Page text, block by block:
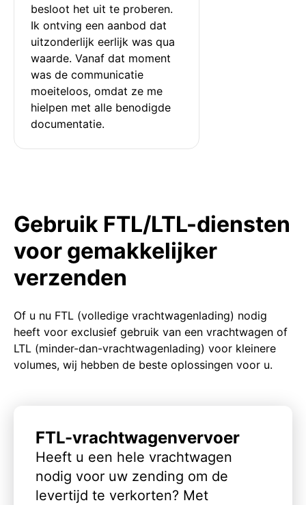
besloot het uit te proberen.
Ik ontving een aanbod dat
uitzonderlijk eerlijk was qua
waarde. Vanaf dat moment
was de communicatie
moeiteloos, omdat ze me
hielpen met alle benodigde
documentatie.
Gebruik FTL/LTL-diensten
voor gemakkelijker
verzenden
Of u nu FTL (volledige vrachtwagenlading) nodig
heeft voor exclusief gebruik van een vrachtwagen of
LTL (minder-dan-vrachtwagenlading) voor kleinere
volumes, wij hebben de beste oplossingen voor u.
FTL-vrachtwagenvervoer
Heeft u een hele vrachtwagen
nodig voor uw zending om de
levertijd te verkorten? Met